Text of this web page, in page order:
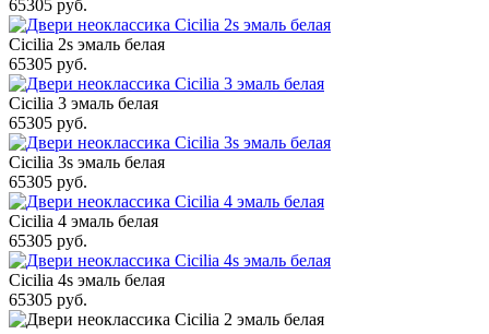
65305 руб.
Cicilia 2s эмаль белая
65305 руб.
Cicilia 3 эмаль белая
65305 руб.
Cicilia 3s эмаль белая
65305 руб.
Cicilia 4 эмаль белая
65305 руб.
Cicilia 4s эмаль белая
65305 руб.